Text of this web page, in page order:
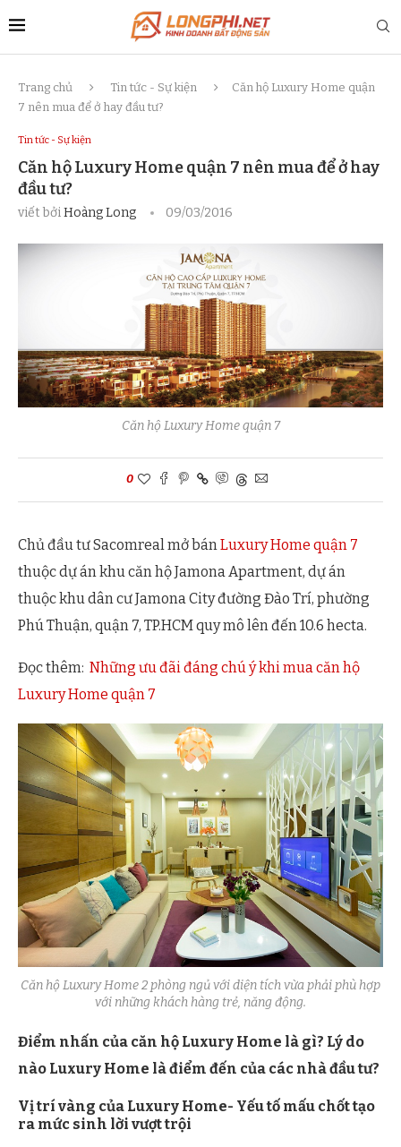
Trang chủ Tin tức - Sự kiện
Căn hộ Luxury Home quận
7 nên mua để ở hay đầu tư?
Tin tức - Sự kiện
Căn hộ Luxury Home quận 7 nên mua để ở hay
đầu tư?
viết bởiHoàng Long 09/03/2016
Căn hộ Luxury Home quận 7
0
Chủ đầu tư Sacomreal mở bánLuxury Home quận 7
thuộc dự án khu căn hộ Jamona Apartment, dự án
thuộc khu dân cư Jamona City đường Đào Trí, phường
Phú Thuận, quận 7, TP.HCM quy mô lên đến 10.6 hecta.
Đọc thêm: Những ưu đãi đáng chú ý khi mua căn hộ
Luxury Home quận 7
Căn hộ Luxury Home 2 phòng ngủ với diện tích vừa phải phù hợp
với những khách hàng trẻ, năng động.
Điểm nhấn của căn hộ Luxury Home là gì? Lý do
nào Luxury Home là điểm đến của các nhà đầu tư?
Vị trí vàng của Luxury Home- Yếu tố mấu chốt tạo
ra mức sinh lời vượt trội